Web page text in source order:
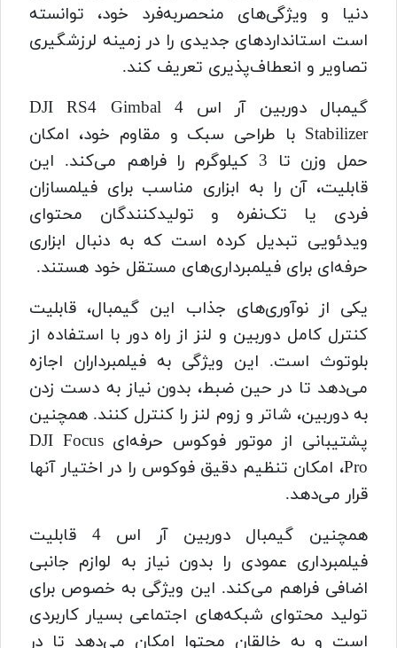
دنیا و ویژگی‌های منحصربه‌فرد خود، توانسته
است استانداردهای جدیدی را در زمینه لرزشگیری
تصاویر و انعطاف‌پذیری تعریف کند.
گیمبال دوربین آر اس 4 DJI RS4 Gimbal
Stabilizer با طراحی سبک و مقاوم خود، امکان
حمل وزن تا 3 کیلوگرم را فراهم می‌کند. این
قابلیت، آن را به ابزاری مناسب برای فیلمسازان
فردی یا تک‌نفره و تولیدکنندگان محتوای
ویدئویی تبدیل کرده است که به دنبال ابزاری
حرفه‌ای برای فیلمبرداری‌های مستقل خود هستند.
یکی از نوآوری‌های جذاب این گیمبال، قابلیت
کنترل کامل دوربین و لنز از راه دور با استفاده از
بلوتوث است. این ویژگی به فیلمبرداران اجازه
می‌دهد تا در حین ضبط، بدون نیاز به دست زدن
به دوربین، شاتر و زوم لنز را کنترل کنند. همچنین
پشتیبانی از موتور فوکوس حرفه‌ای DJI Focus
Pro، امکان تنظیم دقیق فوکوس را در اختیار آنها
قرار می‌دهد.
همچنین گیمبال دوربین آر اس 4 قابلیت
فیلمبرداری عمودی را بدون نیاز به لوازم جانبی
اضافی فراهم می‌کند. این ویژگی به خصوص برای
تولید محتوای شبکه‌های اجتماعی بسیار کاربردی
است و به خالقان محتوا امکان می‌دهد تا در